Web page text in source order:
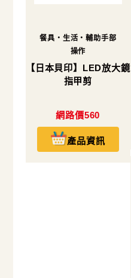
餐具・生活・輔助手部
操作
【日本貝印】LED放大鏡
指甲剪
網路價560
產品資訊